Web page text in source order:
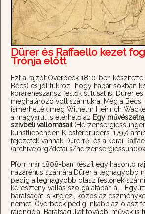
Dürer és Raffaello kezet
Trónja előtt
Ezt a rajzot Overbeck 1810-ben készítette
Bécs) és jól tükrözi, hogy habár sokban
korareneszánsz festők stílusát is, Dürer
meghatározó volt számukra. Még a Bécsi
ismerhették meg Wilhelm Heinrich
a magyarul is elérhető az Egy
szívbéli vallomásait
kunstliebenden Klosterbruders, 1797)
fejezetek vannak Dürerről és a korai
(archive.org/details/
Pforr már 1808-ban készít egy hasonló
nazarénus számára Dürer a legnagyobb
pedig a legnagyobb olasz festőnek
keresztény vallás szolgálatában áll.
barátságát is kifejezi, közös az
német, Overbeck pedig inkább az olasz
rajongója. Barátságukat további művek is